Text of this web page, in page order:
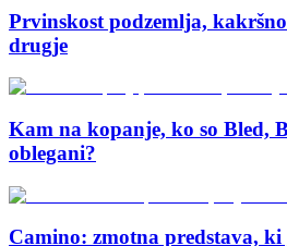
Prvinskost podzemlja,
drugje
Kam na kopanje, ko so Bled,
oblegani?
Camino: zmotna predstava,